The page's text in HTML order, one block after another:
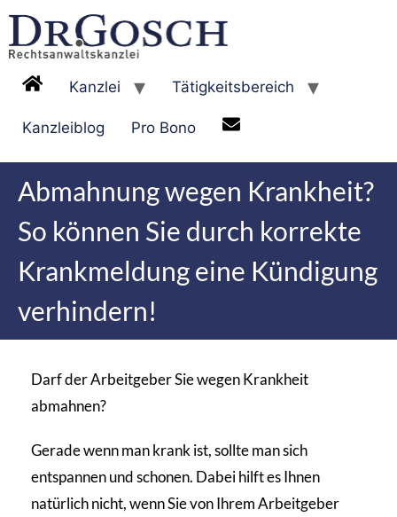
Kanzlei Tätigkeitsbereich
Kanzleiblog Pro Bono
Abmahnung wegen Krankheit?
So können Sie durch korrekte
Krankmeldung eine Kündigung
verhindern!
Darf der Arbeitgeber Sie wegen Krankheit
abmahnen?
Gerade wenn man krank ist, sollte man sich
entspannen und schonen. Dabei hilft es Ihnen
natürlich nicht, wenn Sie von Ihrem Arbeitgeber